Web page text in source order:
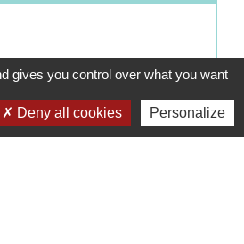
affaire devant le tribunal
gives you control over what you want
Deny all cookies Personalize